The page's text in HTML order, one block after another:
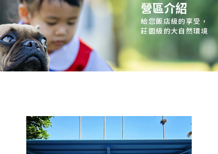
營區介紹
給您飯店級的享受，
莊園級的大自然環境